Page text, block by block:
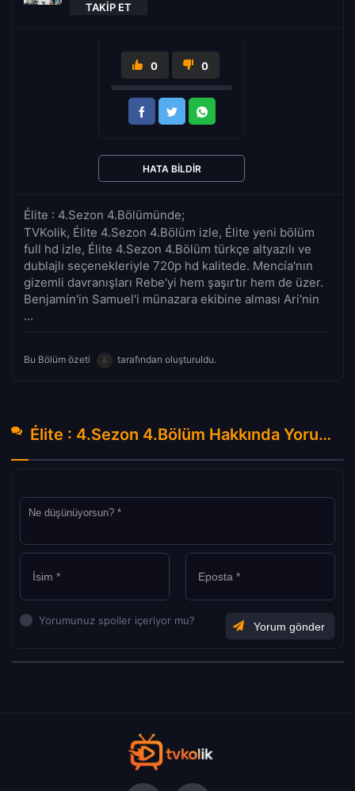
TAKIP ET
Élite : 4.Sezon 4.Bölümünde;
TVKolik, Élite 4.Sezon 4.Bölüm izle, Élite yeni bölüm
full hd izle, Élite 4.Sezon 4.Bölüm türkçe altyazılı ve
dublajlı seçenekleriyle 720p hd kalitede. Mencía'nın
gizemli davranışları Rebe'yi hem şaşırtır hem de üzer.
Benjamín'in Samuel'i münazara ekibine alması Ari'nin
...
Bu Bölüm özeti tarafından oluşturuldu.
0 0
HATA BILDIR
Élite : 4.Sezon 4.Bölüm Hakkında Yorumlar
Yorumunuz spoiler içeriyor mu?